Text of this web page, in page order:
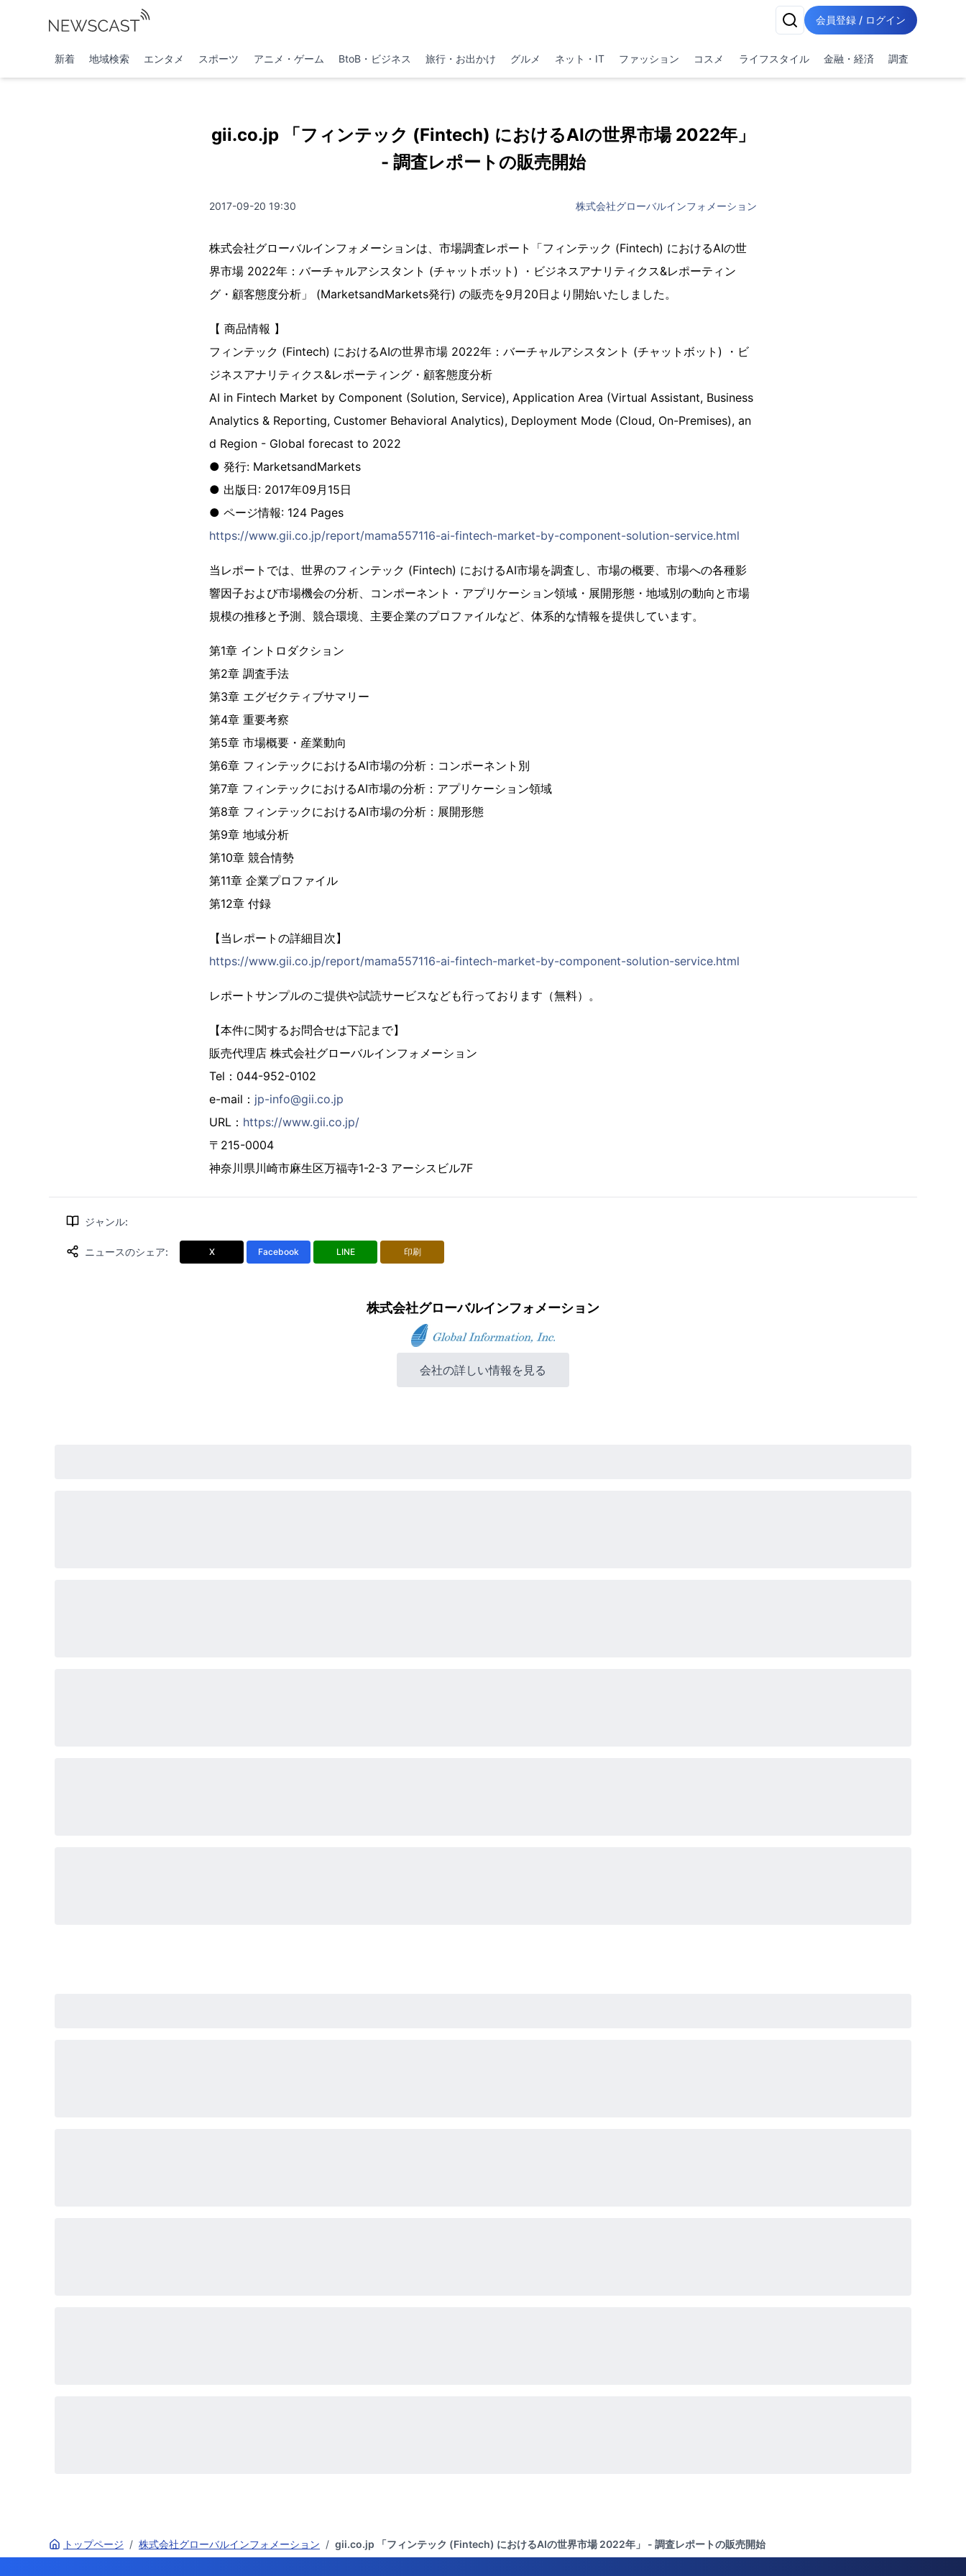
会員登録 / ログイン
新着 地域検索 エンタメ スポーツ アニメ・ゲーム BtoB・ビジネス 旅行・お出かけ グルメ ネット・IT ファッション コスメ ライフスタイル 金融・経済 調査
gii.co.jp 「フィンテック (Fintech) におけるAIの世界市場 2022年」
- 調査レポートの販売開始
2017-09-20 19:30 株式会社グローバルインフォメーション
株式会社グローバルインフォメーションは、市場調査レポート「フィンテック (Fintech) におけるAIの世
界市場 2022年：バーチャルアシスタント (チャットボット) ・ビジネスアナリティクス&レポーティン
グ・顧客態度分析」 (MarketsandMarkets発行) の販売を9月20日より開始いたしました。
【 商品情報 】
フィンテック (Fintech) におけるAIの世界市場 2022年：バーチャルアシスタント (チャットボット) ・ビ
ジネスアナリティクス&レポーティング・顧客態度分析
AI in Fintech Market by Component (Solution, Service), Application Area (Virtual Assistant, Business
Analytics & Reporting, Customer Behavioral Analytics), Deployment Mode (Cloud, On-Premises), an
d Region - Global forecast to 2022
● 発行: MarketsandMarkets
● 出版日: 2017年09月15日
● ページ情報: 124 Pages
https://www.gii.co.jp/report/mama557116-ai-fintech-market-by-component-solution-service.html
当レポートでは、世界のフィンテック (Fintech) におけるAI市場を調査し、市場の概要、市場への各種影
響因子および市場機会の分析、コンポーネント・アプリケーション領域・展開形態・地域別の動向と市場
規模の推移と予測、競合環境、主要企業のプロファイルなど、体系的な情報を提供しています。
第1章 イントロダクション
第2章 調査手法
第3章 エグゼクティブサマリー
第4章 重要考察
第5章 市場概要・産業動向
第6章 フィンテックにおけるAI市場の分析：コンポーネント別
第7章 フィンテックにおけるAI市場の分析：アプリケーション領域
第8章 フィンテックにおけるAI市場の分析：展開形態
第9章 地域分析
第10章 競合情勢
第11章 企業プロファイル
第12章 付録
【当レポートの詳細目次】
https://www.gii.co.jp/report/mama557116-ai-fintech-market-by-component-solution-service.html
レポートサンプルのご提供や試読サービスなども行っております（無料）。
【本件に関するお問合せは下記まで】
販売代理店 株式会社グローバルインフォメーション
Tel：044-952-0102
e-mail： jp-info@gii.co.jp
URL： https://www.gii.co.jp/
〒215-0004
神奈川県川崎市麻生区万福寺1-2-3 アーシスビル7F
ジャンル:
ニュースのシェア: X Facebook LINE 印刷
株式会社グローバルインフォメーション
会社の詳しい情報を見る
トップページ / 株式会社グローバルインフォメーション / gii.co.jp 「フィンテック (Fintech) におけるAIの世界市場 2022年」 - 調査レポートの販売開始